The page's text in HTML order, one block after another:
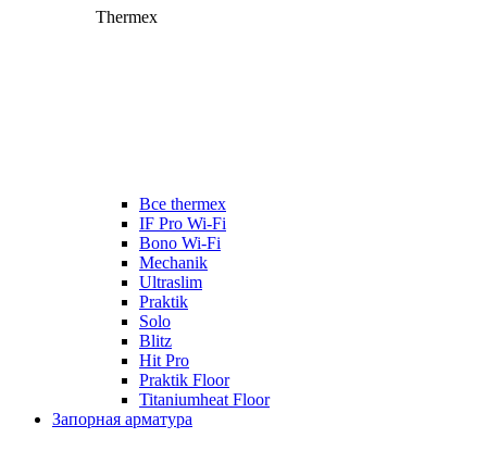
Thermex
Все thermex
IF Pro Wi-Fi
Bono Wi-Fi
Mechanik
Ultraslim
Praktik
Solo
Blitz
Hit Pro
Praktik Floor
Titaniumheat Floor
Запорная арматура